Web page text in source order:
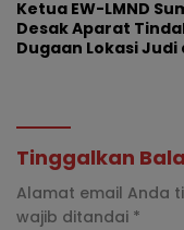
Ketua EW-LMND
Desak Aparat
Dugaan Lokasi Judi
Tinggalkan
Alamat email Anda
wajib ditandai *